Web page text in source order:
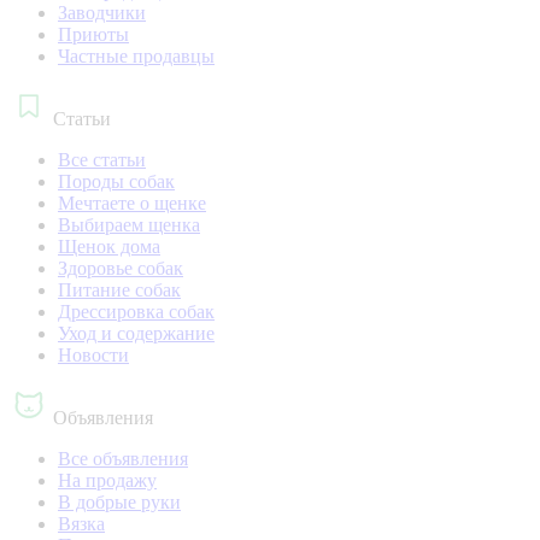
Заводчики
Приюты
Частные продавцы
Статьи
Все статьи
Породы собак
Мечтаете о щенке
Выбираем щенка
Щенок дома
Здоровье собак
Питание собак
Дрессировка собак
Уход и содержание
Новости
Объявления
Все объявления
На продажу
В добрые руки
Вязка